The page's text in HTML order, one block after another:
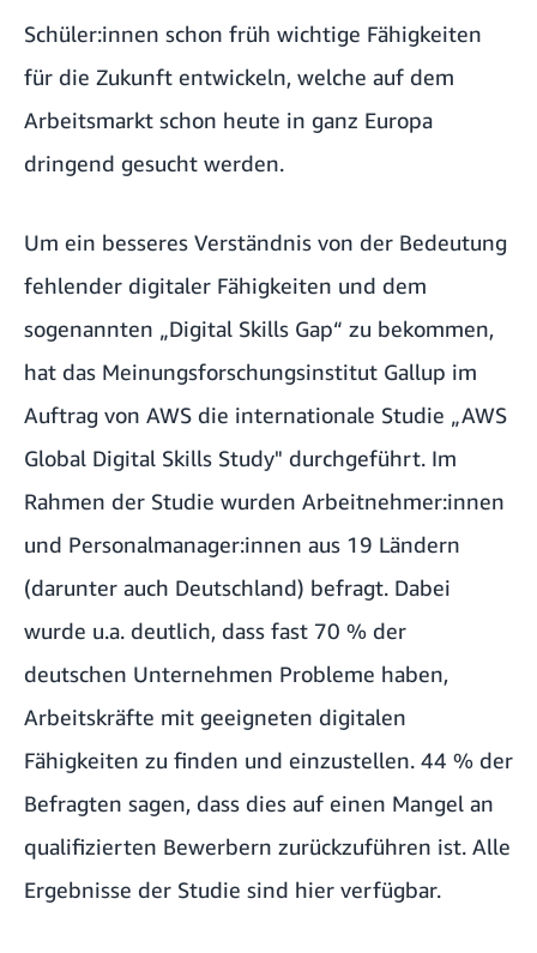
Schüler:innen schon früh wichtige Fähigkeiten
für die Zukunft entwickeln, welche auf dem
Arbeitsmarkt schon heute in ganz Europa
dringend gesucht werden.
Um ein besseres Verständnis von der Bedeutung
fehlender digitaler Fähigkeiten und dem
sogenannten „Digital Skills Gap“ zu bekommen,
hat das Meinungsforschungsinstitut Gallup im
Auftrag von AWS die internationale Studie „AWS
Global Digital Skills Study" durchgeführt. Im
Rahmen der Studie wurden Arbeitnehmer:innen
und Personalmanager:innen aus 19 Ländern
(darunter auch Deutschland) befragt. Dabei
wurde u.a. deutlich, dass fast 70 % der
deutschen Unternehmen Probleme haben,
Arbeitskräfte mit geeigneten digitalen
Fähigkeiten zu finden und einzustellen. 44 % der
Befragten sagen, dass dies auf einen Mangel an
qualifizierten Bewerbern zurückzuführen ist. Alle
Ergebnisse der Studie sind hier verfügbar.